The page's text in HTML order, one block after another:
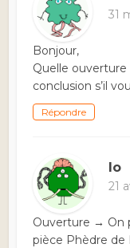
31
Bonjour,
Quelle ouverture
conclusion s’il
Répondre
lo
21
Ouverture → On
pièce Phèdre de